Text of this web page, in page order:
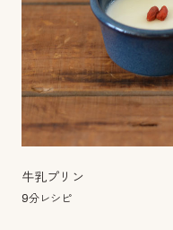
牛乳プリン
9分レシピ